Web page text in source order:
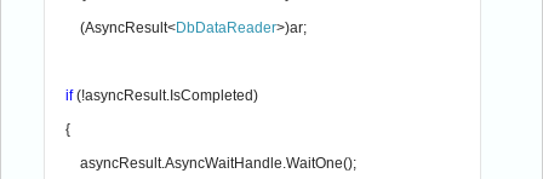
        (AsyncResult<
DbDataReader>)ar;
if (!asyncResult.IsCompleted)